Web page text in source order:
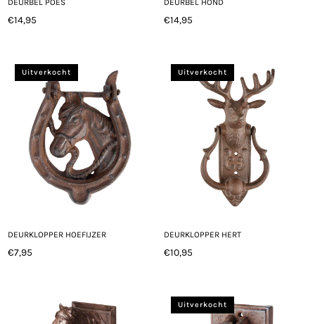
Normale
€14,95
Normale
€14,95
Uitverkocht
DEURKLOPPER HOEFIJZER
Normale
€7,95
Uitverkocht
DEURKLOPPER HERT
Normale
€10,95
Uitverkocht